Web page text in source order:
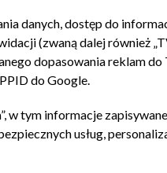
Kontakt
danych, dostęp do
(zwaną dalej również
dopasowania reklam
do Google.
w tym informacje
usług,